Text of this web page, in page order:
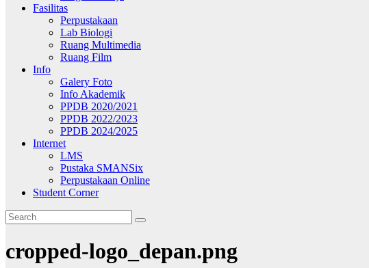
Fasilitas
Perpustakaan
Lab Biologi
Ruang Multimedia
Ruang Film
Info
Galery Foto
Info Akademik
PPDB 2020/2021
PPDB 2022/2023
PPDB 2024/2025
Internet
LMS
Pustaka SMANSix
Perpustakaan Online
Student Corner
cropped-logo_depan.png